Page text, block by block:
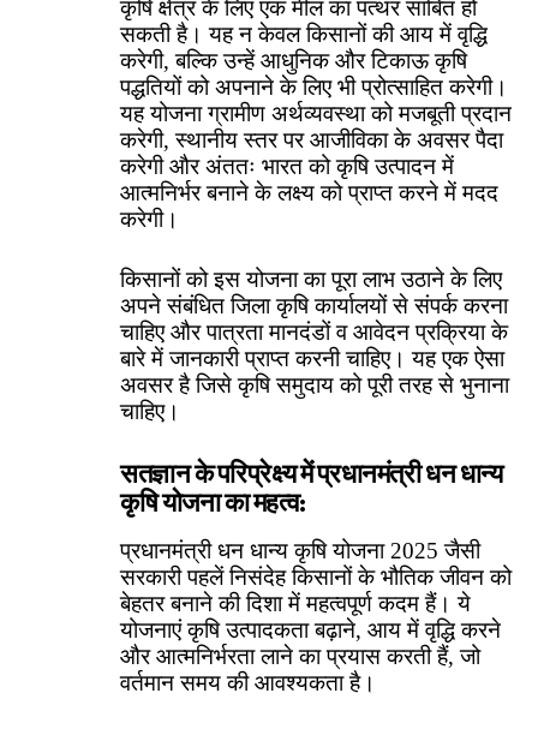
कृषि क्षेत्र के लिए एक मील का पत्थर साबित हो
सकती है। यह न केवल किसानों की आय में वृद्धि
करेगी, बल्कि उन्हें आधुनिक और टिकाऊ कृषि
पद्धतियों को अपनाने के लिए भी प्रोत्साहित करेगी।
यह योजना ग्रामीण अर्थव्यवस्था को मजबूती प्रदान
करेगी, स्थानीय स्तर पर आजीविका के अवसर पैदा
करेगी और अंततः भारत को कृषि उत्पादन में
आत्मनिर्भर बनाने के लक्ष्य को प्राप्त करने में मदद
करेगी।
किसानों को इस योजना का पूरा लाभ उठाने के लिए
अपने संबंधित जिला कृषि कार्यालयों से संपर्क करना
चाहिए और पात्रता मानदंडों व आवेदन प्रक्रिया के
बारे में जानकारी प्राप्त करनी चाहिए। यह एक ऐसा
अवसर है जिसे कृषि समुदाय को पूरी तरह से भुनाना
चाहिए।
सतज्ञान के परिप्रेक्ष्य में प्रधानमंत्री धन धान्य
कृषि योजना का महत्व:
प्रधानमंत्री धन धान्य कृषि योजना 2025 जैसी
सरकारी पहलें निसंदेह किसानों के भौतिक जीवन को
बेहतर बनाने की दिशा में महत्वपूर्ण कदम हैं। ये
योजनाएं कृषि उत्पादकता बढ़ाने, आय में वृद्धि करने
और आत्मनिर्भरता लाने का प्रयास करती हैं, जो
वर्तमान समय की आवश्यकता है।